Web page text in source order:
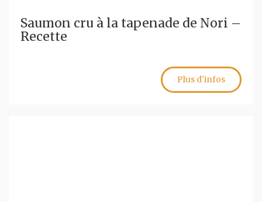
Saumon cru à la tapenade de Nori –
Recette
Plus d'infos